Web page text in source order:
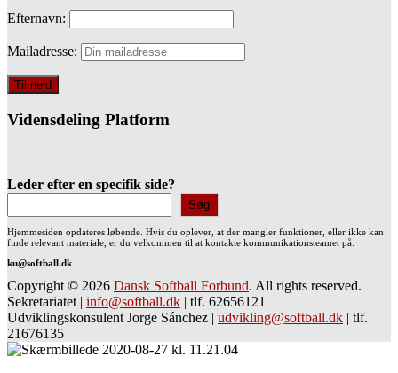
Efternavn:
Mailadresse:
Vidensdeling Platform
Leder efter en specifik side?
Søg
Hjemmesiden opdateres løbende. Hvis du oplever, at der mangler funktioner, eller ikke kan
finde relevant materiale, er du velkommen til at kontakte kommunikationsteamet på:
ku@softball.dk
Copyright © 2026 Dansk Softball Forbund. All rights reserved.
Sekretariatet | info@softball.dk | tlf. 62656121
Udviklingskonsulent Jorge Sánchez | udvikling@softball.dk | tlf.
21676135